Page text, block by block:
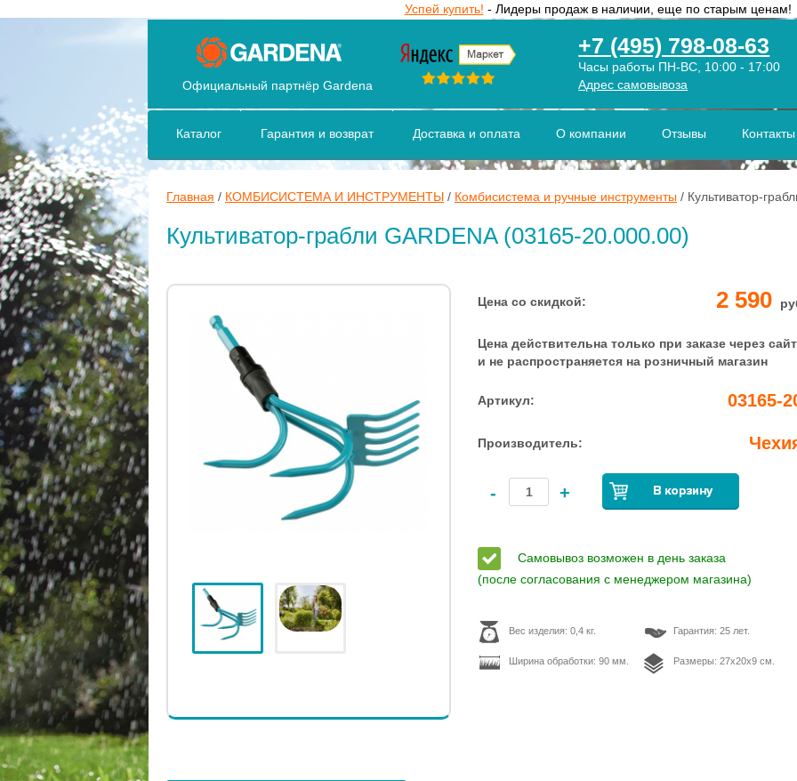
Успей купить! - Лидеры продаж в наличии, еще по старым ценам!
Официальный партнёр Gardena
+7 (495) 798-08-63
Часы работы ПН-ВС, 10:00 - 17:00
Адрес самовывоза
Каталог Гарантия и возврат Доставка и оплата О компании Отзывы Контакты
Главная / КОМБИСИСТЕМА И ИНСТРУМЕНТЫ / Комбисистема и ручные инструменты / Культиватор-
Культиватор-грабли GARDENA (03165-20.000.00)
Цена со скидкой: 2 590
Цена действительна только при заказе через сайт
и не распространяется на розничный магазин
Артикул: 03165-
Производитель:
- +
Самовывоз возможен в день заказа
(после согласования с менеджером магазина)
Вес изделия: 0,4 кг. Гарантия: 25 лет.
Ширина обработки: 90 мм. Размеры: 27х20х9 см.